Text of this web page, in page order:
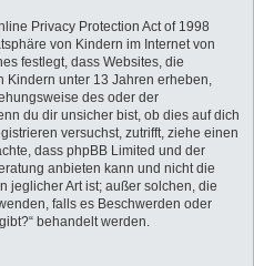
Privacy Protection Act of 1998
von Kindern im Internet von
festlegt, dass Websites, die
Kindern unter 13 Jahren erheben,
des oder der
du dir unsicher bist, ob dies auf dich
versuchst, zutrifft, ziehe einen
dass phpBB Limited und der
anbieten kann und nicht die
jeglicher Art ist; außer solchen, die
falls es Beschwerden oder
behandelt werden.